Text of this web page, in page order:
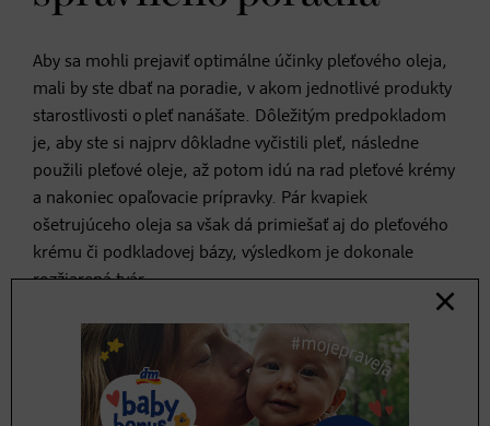
Aby sa mohli prejaviť optimálne účinky pleťového oleja,
mali by ste dbať na poradie, v akom jednotlivé produkty
starostlivosti o pleť nanášate. Dôležitým predpokladom
je, aby ste si najprv dôkladne vyčistili pleť, následne
použili pleťové oleje, až potom idú na rad pleťové krémy
a nakoniec opaľovacie prípravky. Pár kvapiek
ošetrujúceho oleja sa však dá primiešať aj do pleťového
krému či podkladovej bázy, výsledkom je dokonale
rozžiarená tvár.
4. Olej na čistenie
pleti